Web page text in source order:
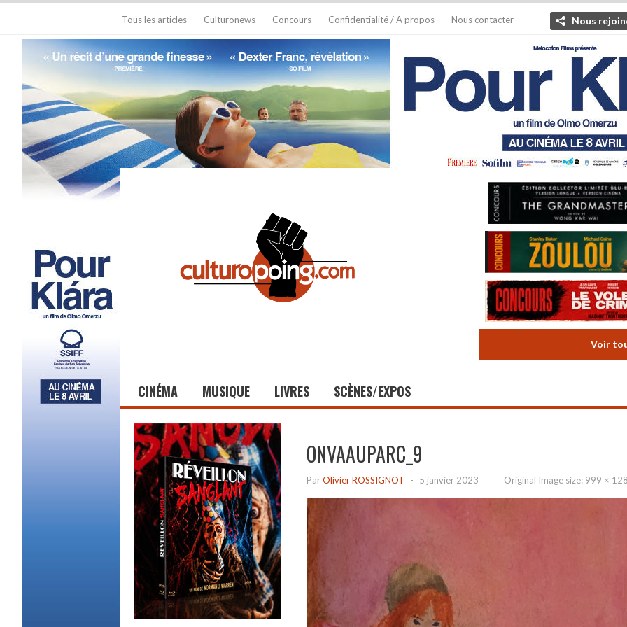
Tous les articles Culturonews Concours Confidentialité / A propos Nous contacter Nous
Voir
CINÉMA MUSIQUE LIVRES SCÈNES/EXPOS
ONVAAUPARC_9
ParOlivier ROSSIGNOT - 5 janvier 2023 Original Image size: 999 ×